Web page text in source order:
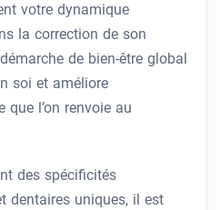
votre dynamique
la correction de son
de bien-être global
soi et améliore
que l’on renvoie au
des spécificités
dentaires uniques, il est